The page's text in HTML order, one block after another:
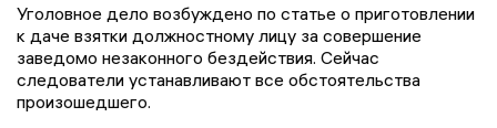
Уголовное дело возбуждено по статье о приготовлении
к даче взятки должностному лицу за совершение
заведомо незаконного бездействия. Сейчас
следователи устанавливают все обстоятельства
произошедшего.